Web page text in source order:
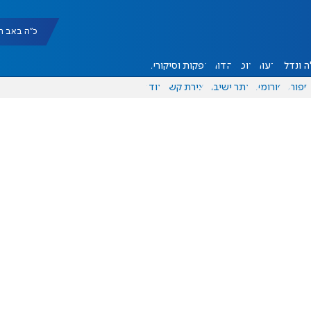
כ"ה באב תשפ"ו
ונדל"ן דעות אוכל יהדות הפקות וסיקורים
ספורט פורומים אתר ישיבה יצירת קשר עוד